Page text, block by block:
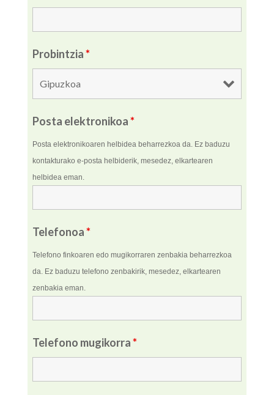
Probintzia*
Posta elektronikoa*
Posta elektronikoaren helbidea beharrezkoa da. Ez baduzu
kontakturako e-posta helbiderik, mesedez ,elkartearen
helbidea eman.
Telefonoa*
Telefono finkoaren edo mugikorraren zenbakia beharrezkoa
da. Ez baduzu telefono zenbakirik, mesedez,elkartearen
zenbakia eman.
Telefono mugikorra*